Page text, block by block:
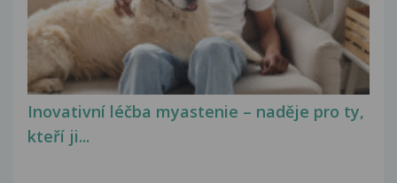
Inovativní léčba myastenie – naděje pro ty,
kteří ji...